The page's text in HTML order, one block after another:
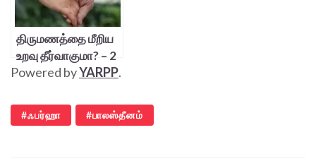
திருமணத்தை மீறிய
உறவு தீர்வாகுமா? – 2
Powered byYARPP.
ஃபர்ஹா பாலஸ்தீனம்